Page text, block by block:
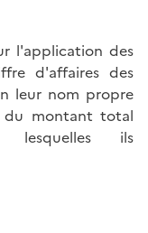
l'application des
d'affaires des
leur nom propre
du montant total
lesquelles ils